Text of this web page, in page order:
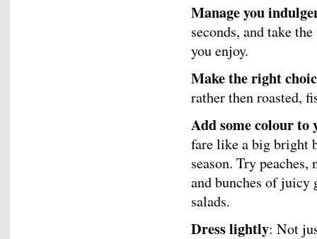
Manage you
seconds, and take
you enjoy.
Make the right
rather then roasted,
Add some colour to
fare like a big bright
season. Try
and bunches of juicy
salads.
Dress lightly: Not